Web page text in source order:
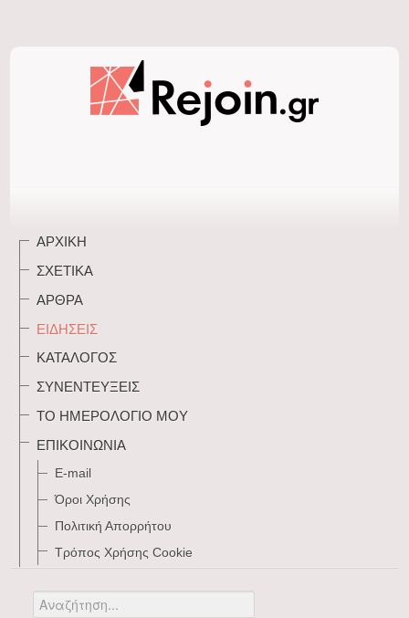
ΑΡΧΙΚΉ
ΣΧΕΤΙΚΆ
ΆΡΘΡΑ
ΕΙΔΉΣΕΙΣ
ΚΑΤΆΛΟΓΟΣ
ΣΥΝΕΝΤΕΎΞΕΙΣ
ΤΟ ΗΜΕΡΟΛΌΓΙΌ ΜΟΥ
ΕΠΙΚΟΙΝΩΝΊΑ
E-mail
Όροι Χρήσης
Πολιτική Απορρήτου
Τρόπος Xρήσης Cookie
Αναζήτηση...